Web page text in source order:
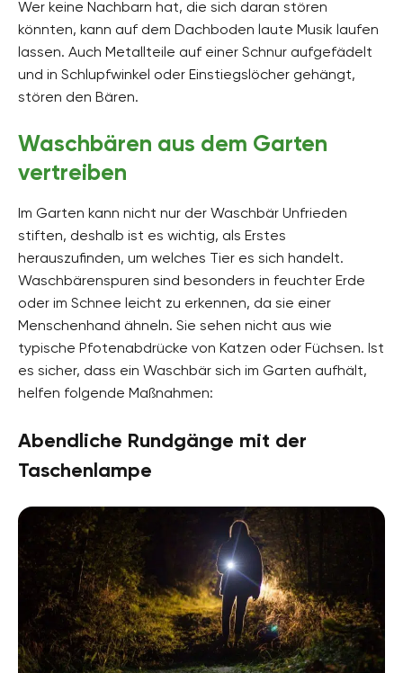
Wer keine Nachbarn hat, die sich daran stören
könnten, kann auf dem Dachboden laute Musik laufen
lassen. Auch Metallteile auf einer Schnur aufgefädelt
und in Schlupfwinkel oder Einstiegslöcher gehängt,
stören den Bären.
Waschbären aus dem Garten
vertreiben
Im Garten kann nicht nur der Waschbär Unfrieden
stiften, deshalb ist es wichtig, als Erstes
herauszufinden, um welches Tier es sich handelt.
Waschbärenspuren sind besonders in feuchter Erde
oder im Schnee leicht zu erkennen, da sie einer
Menschenhand ähneln. Sie sehen nicht aus wie
typische Pfotenabdrücke von Katzen oder Füchsen. Ist
es sicher, dass ein Waschbär sich im Garten aufhält,
helfen folgende Maßnahmen:
Abendliche Rundgänge mit der
Taschenlampe